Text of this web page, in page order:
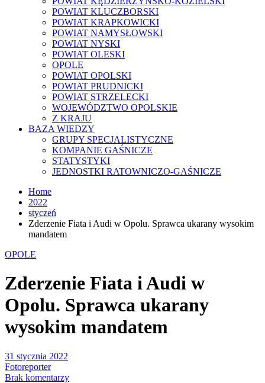
POWIAT KLUCZBORSKI
POWIAT KRAPKOWICKI
POWIAT NAMYSŁOWSKI
POWIAT NYSKI
POWIAT OLESKI
OPOLE
POWIAT OPOLSKI
POWIAT PRUDNICKI
POWIAT STRZELECKI
WOJEWÓDZTWO OPOLSKIE
Z KRAJU
BAZA WIEDZY
GRUPY SPECJALISTYCZNE
KOMPANIE GAŚNICZE
STATYSTYKI
JEDNOSTKI RATOWNICZO-GAŚNICZE
Home
2022
styczeń
Zderzenie Fiata i Audi w Opolu. Sprawca ukarany wysokim
mandatem
OPOLE
Zderzenie Fiata i Audi w
Opolu. Sprawca ukarany
wysokim mandatem
31 stycznia 2022
Fotoreporter
Brak komentarzy